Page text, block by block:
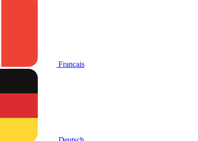
Français